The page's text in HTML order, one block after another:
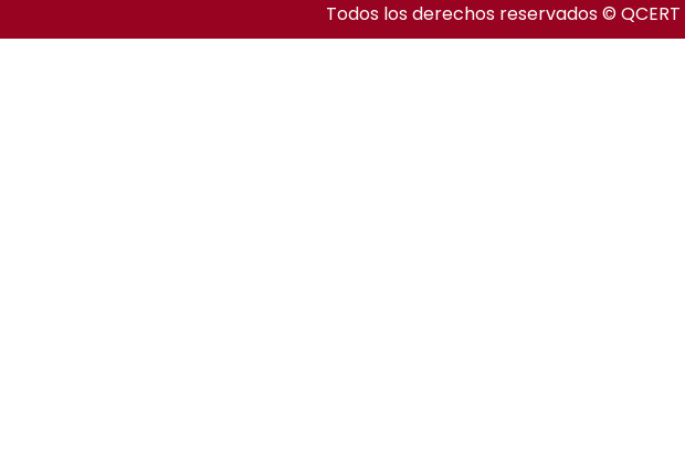
Todos los derechos reservados ©